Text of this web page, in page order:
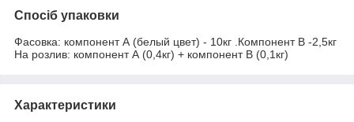
Спосіб упаковки
Фасовка: компонент А (белый цвет) - 10кг .Компонент В -2,5кг
На розлив: компонент А (0,4кг) + компонент В (0,1кг)
Характеристики